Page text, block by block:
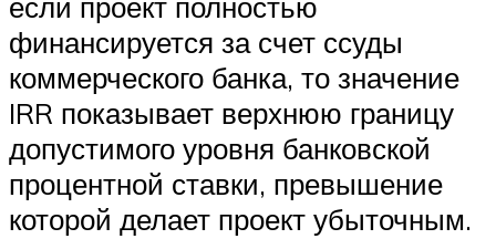
если проект полностью
финансируется за счет ссуды
коммерческого банка, то значение
IRR показывает верхнюю границу
допустимого уровня банковской
процентной ставки, превышение
которой делает проект убыточным.